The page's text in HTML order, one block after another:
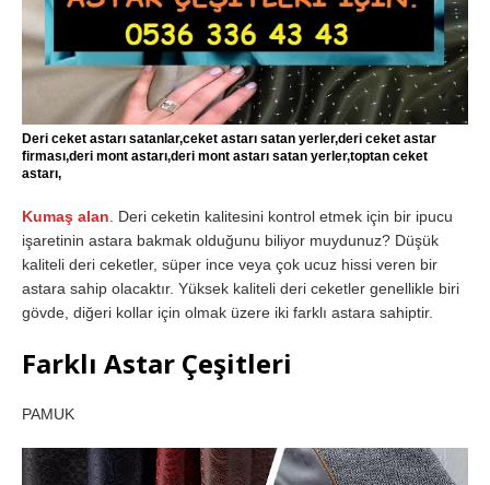
Deri ceket astarı satanlar,ceket astarı satan yerler,deri ceket astar
firması,deri mont astarı,deri mont astarı satan yerler,toptan ceket
astarı,
Kumaş alan. Deri ceketin kalitesini kontrol etmek için bir ipucu
işaretinin astara bakmak olduğunu biliyor muydunuz? Düşük
kaliteli deri ceketler, süper ince veya çok ucuz hissi veren bir
astara sahip olacaktır. Yüksek kaliteli deri ceketler genellikle biri
gövde, diğeri kollar için olmak üzere iki farklı astara sahiptir.
Farklı Astar Çeşitleri
PAMUK